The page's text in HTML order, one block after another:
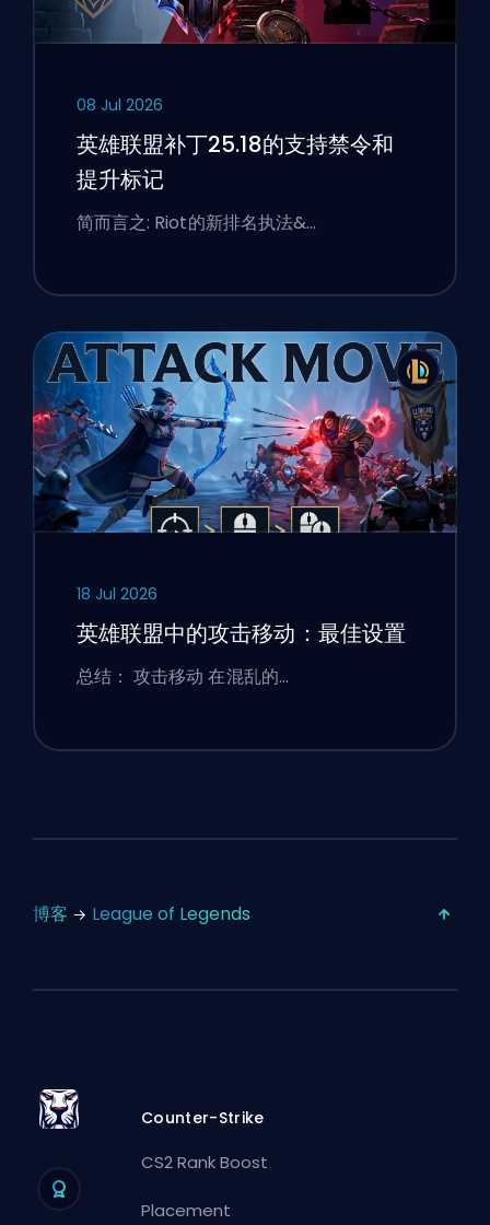
08 Jul 2026
英雄联盟补丁25.18的支持禁令和
提升标记
简而言之: Riot的新排名执法&…
18 Jul 2026
英雄联盟中的攻击移动：最佳设置
总结： 攻击移动 在混乱的…
博客 League of Legends
Counter-Strike
CS2 Rank Boost
Placement